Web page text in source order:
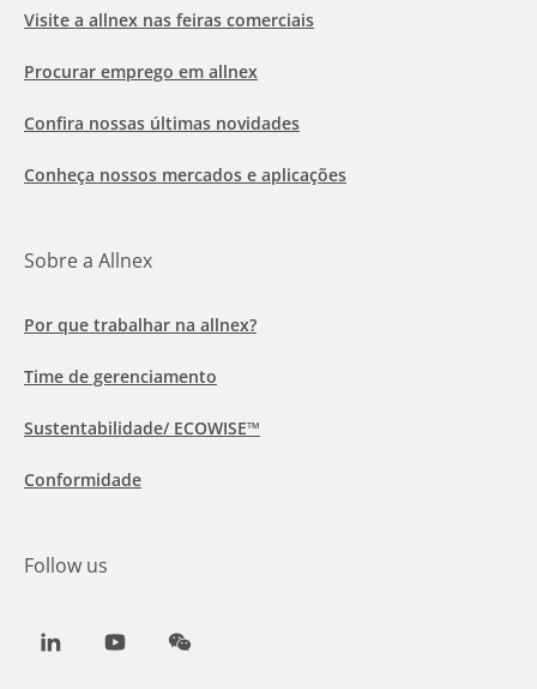
Visite a allnex nas feiras comerciais
Procurar emprego em allnex
Confira nossas últimas novidades
Conheça nossos mercados e aplicações
Sobre a Allnex
Por que trabalhar na allnex?
Time de gerenciamento
Sustentabilidade/ ECOWISE™
Conformidade
Follow us
LinkedInYoutubeWeChat